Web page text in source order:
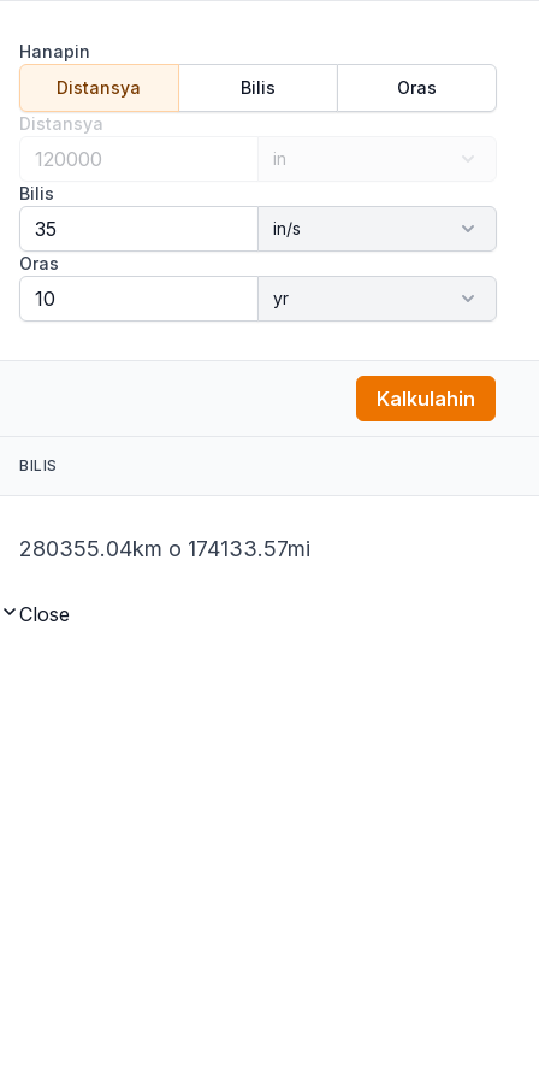
Hanapin
Distansya
Bilis
Oras
Distansya
Bilis
Oras
Kalkulahin
BILIS
280355.04km o 174133.57mi
Close